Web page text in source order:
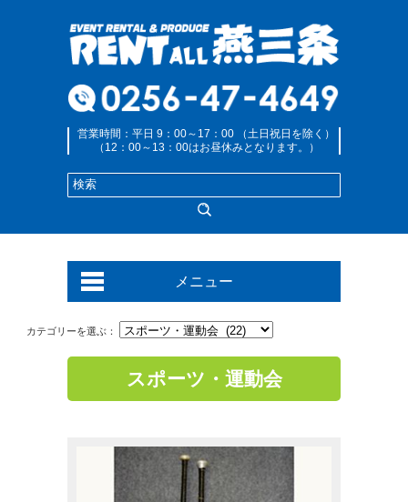
営業時間：平日 9：00～17：00 （土日祝日を除く）
（12：00～13：00はお昼休みとなります。）
メニュー
カテゴリーを選ぶ：
スポーツ・運動会